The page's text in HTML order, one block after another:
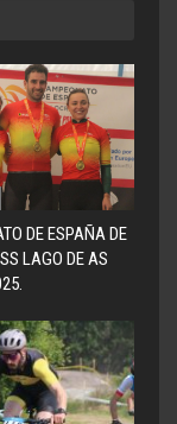
DE ESPAÑA DE
LAGO DE AS